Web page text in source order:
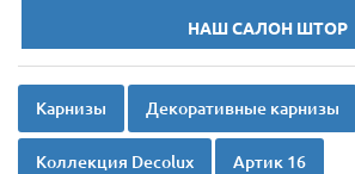
НАШ САЛОН ШТОР
Карнизы Декоративные карнизы
Коллекция Decolux Артик 16